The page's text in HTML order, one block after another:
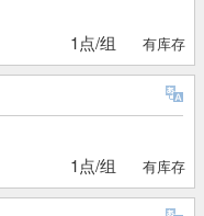
1点/组 有库存
1点/组 有库存